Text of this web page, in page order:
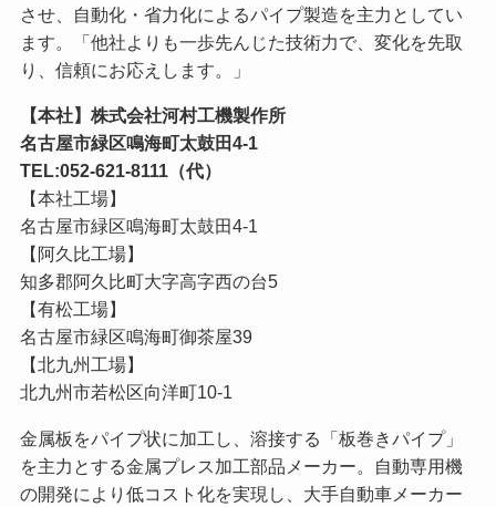
させ、自動化・省力化によるパイプ製造を主力としてい
ます。「他社よりも一歩先んじた技術力で、変化を先取
り、信頼にお応えします。」
【本社】株式会社河村工機製作所
名古屋市緑区鳴海町太鼓田4-1
TEL:052-621-8111（代）
【本社工場】
名古屋市緑区鳴海町太鼓田4-1
【阿久比工場】
知多郡阿久比町大字高字西の台5
【有松工場】
名古屋市緑区鳴海町御茶屋39
【北九州工場】
北九州市若松区向洋町10-1
金属板をパイプ状に加工し、溶接する「板巻きパイプ」
を主力とする金属プレス加工部品メーカー。自動専用機
の開発により低コスト化を実現し、大手自動車メーカー